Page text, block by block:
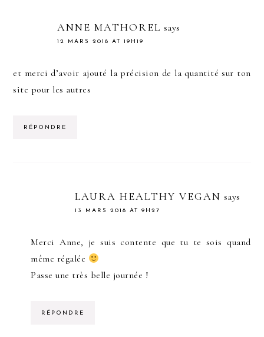
ANNE MATHOREL says
12 MARS 2018 AT 19H19
et merci d’avoir ajouté la précision de la quantité sur ton
site pour les autres
RÉPONDRE
LAURA HEALTHY VEGAN says
13 MARS 2018 AT 9H27
Merci Anne, je suis contente que tu te sois quand
même régalée
Passe une très belle journée !
RÉPONDRE